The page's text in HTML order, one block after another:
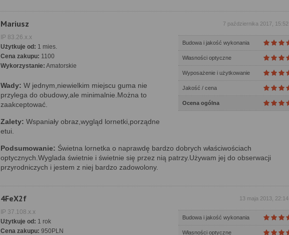
Mariusz 7 października 2017, 15:52
Budowa i jakość wykonania
Własności optyczne
Wyposażenie i użytkowanie
Jakość / cena
Ocena ogólna
IP 83.26.x.x
Użytkuje od: 1 mies.
Cena zakupu: 1100
Wykorzystanie: Amatorskie
Wady: W jednym,niewielkim miejscu guma nie
przylega do obudowy,ale minimalnie.Można to
zaakceptować.
Zalety: Wspaniały obraz,wygląd lornetki,porządne
etui.
Podsumowanie: Świetna lornetka o naprawdę bardzo dobrych właściwościach
optycznych.Wyglada świetnie i świetnie się przez nią patrzy.Używam jej do obserwacji
przyrodniczych i jestem z niej bardzo zadowolony.
4FeX2f 13 maja 2013, 22:14
Budowa i jakość wykonania
Własności optyczne
IP 37.108.x.x
Użytkuje od: 1 rok
Cena zakupu: 950PLN